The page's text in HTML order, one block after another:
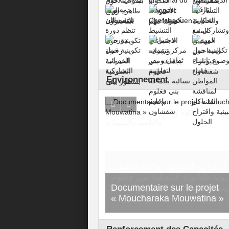
Environnement
Documentaire sur le projet
« Moucharaka Mouwatina »